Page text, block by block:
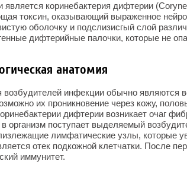
коринебактерия дифтерии
токсин, оказывающий выраженное
оболочку и подслизисгый слой
дифтерийные палочки, которые не
анатомия
инфекции обычно являются
их проникновение через кожу,
дифтерии возникает очаг
в организм поступает выделяемый
лимфатические узлы, которые
отек подкожной клетчатки. После
иммунитет.